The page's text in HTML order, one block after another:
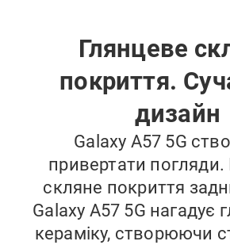
Глянцеве
покриття.
дизайн
Galaxy A57 5G
привертати погляди.
скляне покриття
Galaxy A57 5G нагадує
кераміку, створюючи